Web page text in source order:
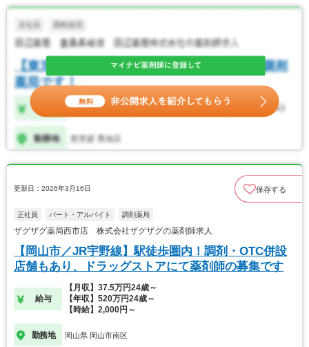
更新日：2026年3月16日 保存する
正社員 パート・アルバイト 調剤薬局
ザグザグ薬局西市店 株式会社ザグザグの薬剤師求人
【岡山市／JR宇野線】駅徒歩圏内！調剤・OTC併設
店舗もあり、ドラッグストアにて薬剤師の募集です
給与
【月収】37.5万円24歳～
【年収】520万円24歳～
【時給】2,000円～
勤務地 岡山県 岡山市南区